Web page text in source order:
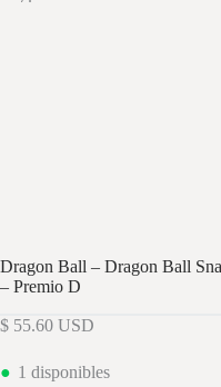
Dragon Ball – Dragon Ball
– Premio D
$ 55.60 USD
1 disponibles